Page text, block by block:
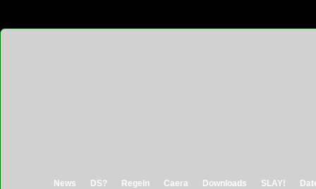
News DS? Regeln Caera Downloads SLAY!